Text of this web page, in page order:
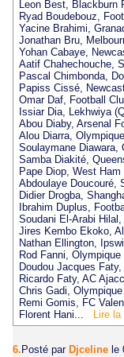
Leon Best, Blackburn
Ryad Boudebouz,
Yacine Brahimi,
Jonathan Bru,
Yohan Cabaye,
Aatif Chahechouche,
Pascal Chimbonda,
Papiss Cissé,
Omar Daf, Football
Issiar Dia, Lekhwiya
Abou Diaby, Arsenal
Alou Diarra,
Soulaymane Diawara,
Samba Diakité,
Pape Diop, West Ham
Abdoulaye Doucouré,
Didier Drogba,
Ibrahim Duplus,
Soudani El-Arabi
Jires Kembo Ekoko,
Nathan Ellington,
Rod Fanni,
Doudou Jacques
Ricardo Faty, AC
Chris Gadi,
Remi Gomis, FC
Florent Hani... Lire la
6. Posté par Djceline le